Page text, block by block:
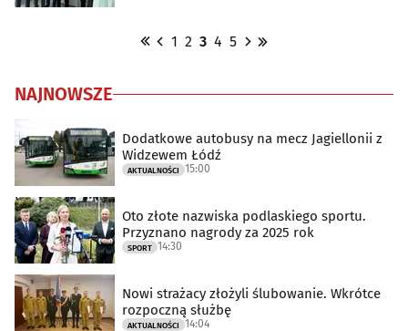
1 2 3 4 5
NAJNOWSZE
Dodatkowe autobusy na mecz Jagiellonii z
Widzewem Łódź
AKTUALNOŚCI 15:00
Oto złote nazwiska podlaskiego sportu.
Przyznano nagrody za 2025 rok
SPORT 14:30
Nowi strażacy złożyli ślubowanie. Wkrótce
rozpoczną służbę
AKTUALNOŚCI 14:04